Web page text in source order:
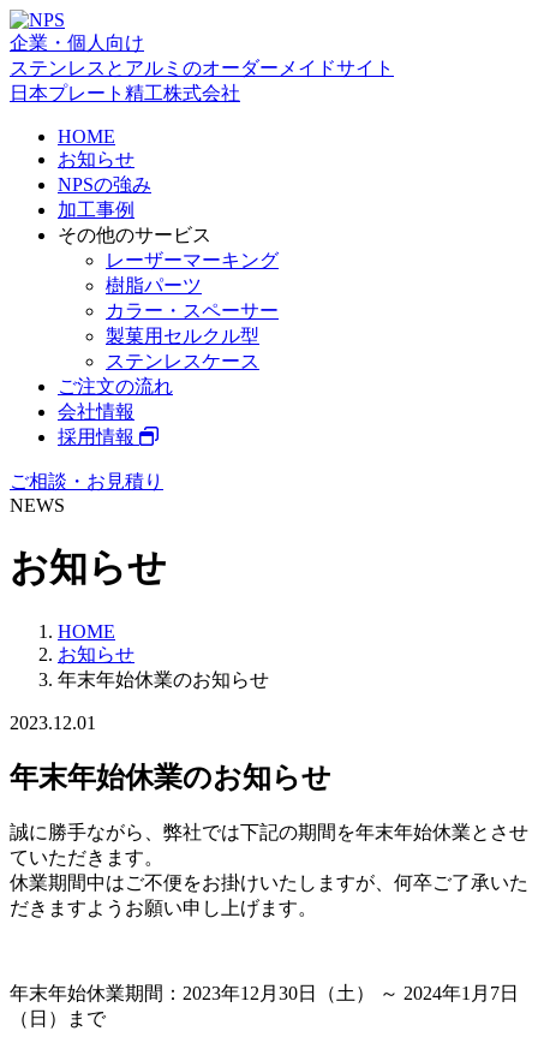
企業・個人向け
ステンレスとアルミのオーダーメイドサイト
日本プレート精工株式会社
HOME
お知らせ
NPSの強み
加工事例
その他のサービス
レーザーマーキング
樹脂パーツ
カラー・スペーサー
製菓用セルクル型
ステンレスケース
ご注文の流れ
会社情報
採用情報
ご相談・お見積り
NEWS
お知らせ
HOME
お知らせ
年末年始休業のお知らせ
2023.12.01
年末年始休業のお知らせ
誠に勝手ながら、弊社では下記の期間を年末年始休業とさせ
ていただきます。
休業期間中はご不便をお掛けいたしますが、何卒ご了承いた
だきますようお願い申し上げます。
年末年始休業期間：2023年12月30日（土） ～ 2024年1月7日
（日）まで